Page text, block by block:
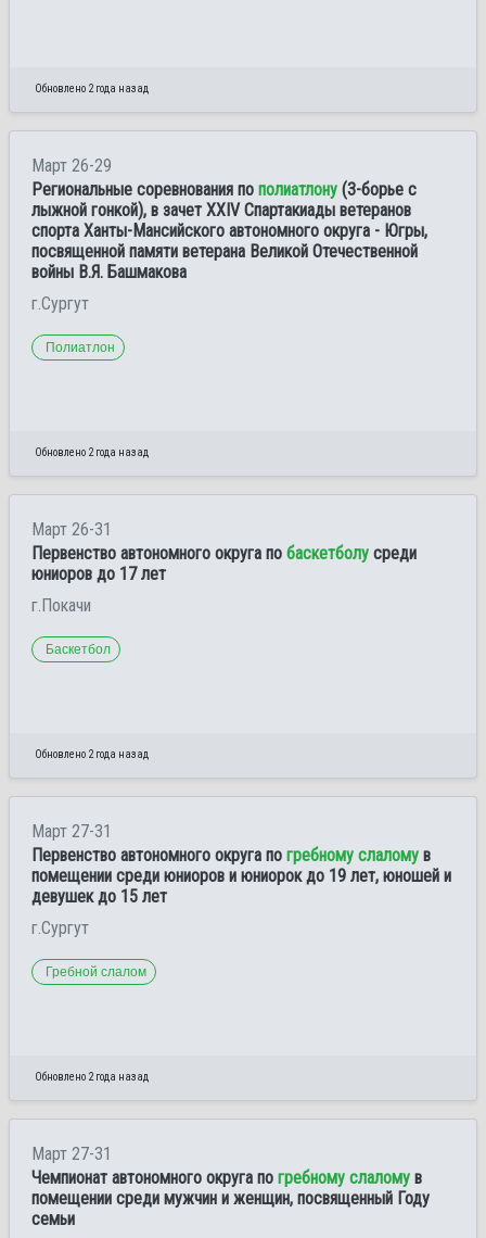
Обновлено 2 года назад
Март 26-29
Региональные соревнования по полиатлону (3-борье с
лыжной гонкой), в зачет XXIV Спартакиады ветеранов
спорта Ханты-Мансийского автономного округа - Югры,
посвященной памяти ветерана Великой Отечественной
войны В.Я. Башмакова
г.Сургут
Полиатлон
Обновлено 2 года назад
Март 26-31
Первенство автономного округа по баскетболу среди
юниоров до 17 лет
г.Покачи
Баскетбол
Обновлено 2 года назад
Март 27-31
Первенство автономного округа по гребному слалому в
помещении среди юниоров и юниорок до 19 лет, юношей и
девушек до 15 лет
г.Сургут
Гребной слалом
Обновлено 2 года назад
Март 27-31
Чемпионат автономного округа по гребному слалому в
помещении среди мужчин и женщин, посвященный Году
семьи